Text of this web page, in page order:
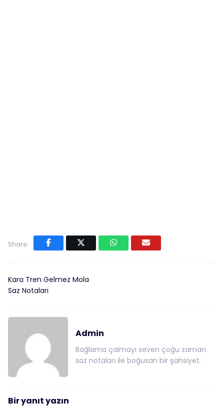
Share:
Kara Tren Gelmez Mola
Saz Notaları
Admin
Bağlama çalmayı seven çoğu zaman
saz notaları ile boğusan bir şahsiyet.
Bir yanıt yazın